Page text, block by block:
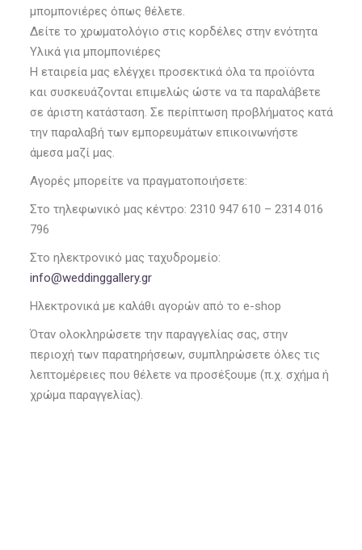
μπομπονιέρες όπως θέλετε.
Δείτε το χρωματολόγιο στις κορδέλες στην ενότητα
Υλικά για μπομπονιέρες
Η εταιρεία μας ελέγχει προσεκτικά όλα τα προϊόντα
και συσκευάζονται επιμελώς ώστε να τα παραλάβετε
σε άριστη κατάσταση. Σε περίπτωση προβλήματος κατά
την παραλαβή των εμπορευμάτων επικοινωνήστε
άμεσα μαζί μας.
Αγορές μπορείτε να πραγματοποιήσετε:
Στο τηλεφωνικό μας κέντρο: 2310 947 610 – 2314 016
796
Στο ηλεκτρονικό μας ταχυδρομείο:
info@weddinggallery.gr
Ηλεκτρονικά με καλάθι αγορών από το e-shop
Όταν ολοκληρώσετε την παραγγελίας σας, στην
περιοχή των παρατηρήσεων, συμπληρώσετε όλες τις
λεπτομέρειες που θέλετε να προσέξουμε (π.χ. σχήμα ή
χρώμα παραγγελίας).